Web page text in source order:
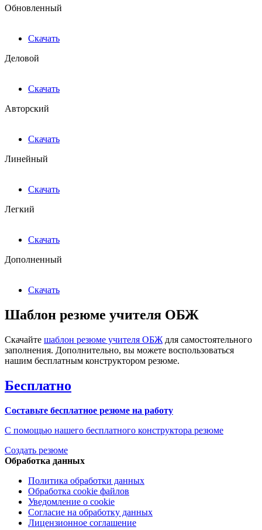
Обновленный
Скачать
Деловой
Скачать
Авторский
Скачать
Линейный
Скачать
Легкий
Скачать
Дополненный
Скачать
Шаблон резюме учителя ОБЖ
Скачайте шаблон резюме учителя ОБЖ для самостоятельного
заполнения. Дополнительно, вы можете воспользоваться
нашим бесплатным конструктором резюме.
Бесплатно
Составьте бесплатное резюме на работу
С помощью нашего бесплатного конструктора резюме
Создать резюме
Обработка данных
Политика обработки данных
Обработка cookie файлов
Уведомление о cookie
Согласие на обработку данных
Лицензионное соглашение